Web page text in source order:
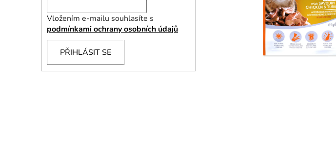
e
Vložením e-mailu souhlasíte s
podmínkami ochrany osobních údajů
PŘIHLÁSIT SE